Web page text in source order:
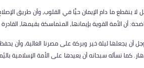
ينقطع ما دام الإيمان حيًّا في القلوب، وأن طريق
أن الأمة القوية بإيمانها، المتماسكة بقيمها،
أن يجعلها ليلة خير وبركة على مصرنا الغالية، وأن
كما نسأله سبحانه أن يعيدها على الأمة الإسلامية